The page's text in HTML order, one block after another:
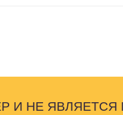
И НЕ